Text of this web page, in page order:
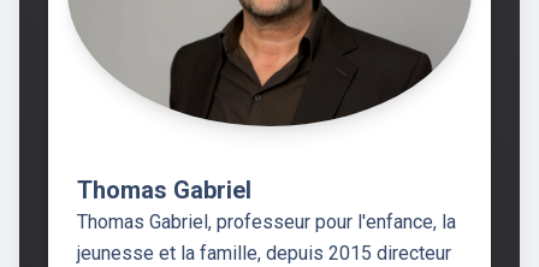
Thomas Gabriel
Thomas Gabriel, professeur pour l'enfance, la
jeunesse et la famille, depuis 2015 directeur